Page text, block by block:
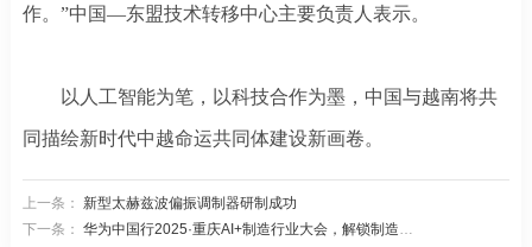
作。”中国—东盟技术转移中心主要负责人表示。
以人工智能为笔，以科技合作为墨，中国与越南将共
同描绘新时代中越命运共同体建设新画卷。
上一条： 新型太赫兹波偏振调制器研制成功
下一条： 华为中国行2025·重庆AI+制造行业大会，解锁制造业转型的关键答案